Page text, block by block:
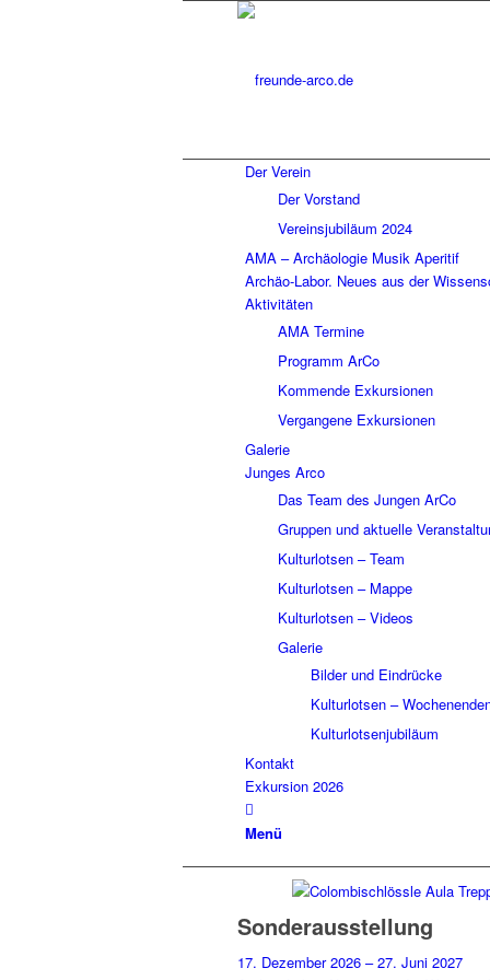
Der Verein
Der Vorstand
Vereinsjubiläum 2024
AMA – Archäologie Musik Aperitif
Archäo-Labor. Neues aus der
Aktivitäten
AMA Termine
Programm ArCo
Kommende Exkursionen
Vergangene Exkursionen
Galerie
Junges Arco
Das Team des Jungen ArCo
Gruppen und aktuelle
Kulturlotsen – Team
Kulturlotsen – Mappe
Kulturlotsen – Videos
Galerie
Bilder und Eindrücke
Kulturlotsen –
Kulturlotsenjubiläum
Kontakt
Exkursion 2026
Menü
Sonderausstellung
17. Dezember 2026 – 27. Juni 2027